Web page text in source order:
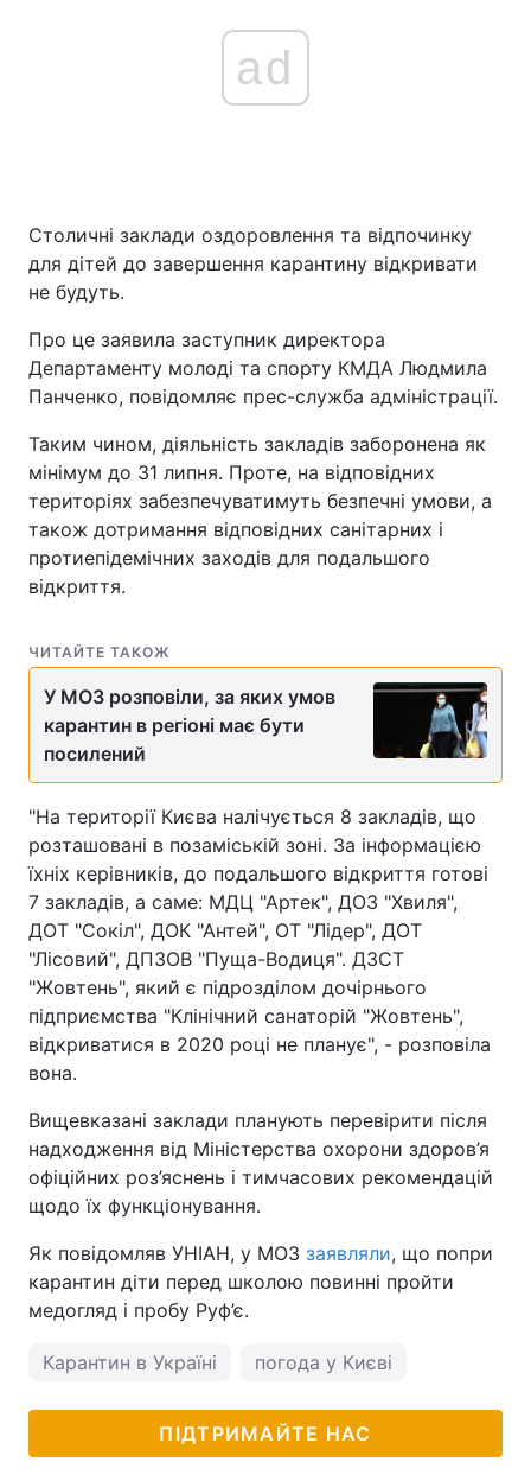
ad
Столичні заклади оздоровлення та відпочинку
для дітей до завершення карантину відкривати
не будуть.
Про це заявила заступник директора
Департаменту молоді та спорту КМДА Людмила
Панченко, повідомляє прес-служба адміністрації.
Таким чином, діяльність закладів заборонена як
мінімум до 31 липня. Проте, на відповідних
територіях забезпечуватимуть безпечні умови, а
також дотримання відповідних санітарних і
протиепідемічних заходів для подальшого
відкриття.
ЧИТАЙТЕ ТАКОЖ
У МОЗ розповіли, за яких умов
карантин в регіоні має бути
посилений
"На території Києва налічується 8 закладів, що
розташовані в позаміській зоні. За інформацією
їхніх керівників, до подальшого відкриття готові
7 закладів, а саме: МДЦ "Артек", ДОЗ "Хвиля",
ДОТ "Сокіл", ДОК "Антей", ОТ "Лідер", ДОТ
"Лісовий", ДПЗОВ "Пуща-Водиця". ДЗСТ
"Жовтень", який є підрозділом дочірнього
підприємства "Клінічний санаторій "Жовтень",
відкриватися в 2020 році не планує", - розповіла
вона.
Вищевказані заклади планують перевірити після
надходження від Міністерства охорони здоров’я
офіційних роз’яснень і тимчасових рекомендацій
щодо їх функціонування.
Як повідомляв УНІАН, у МОЗ заявляли, що попри
карантин діти перед школою повинні пройти
медогляд і пробу Руф’є.
Карантин в Україні погода у Києві
ПІДТРИМАЙТЕ НАС